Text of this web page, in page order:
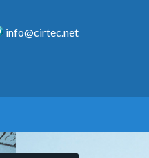
info@cirtec.net